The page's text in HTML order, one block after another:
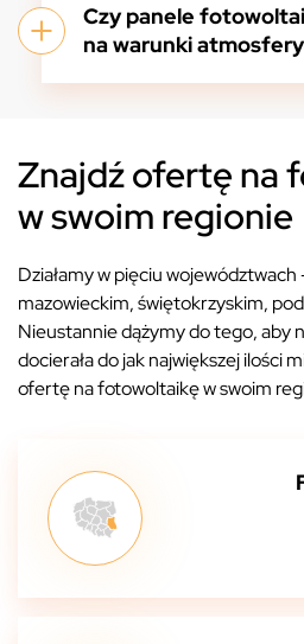
Czy panele
na warunki
Znajdź ofertę na
w swoim regionie
Działamy w pięciu województwach
mazowieckim, świętokrzyskim,
Nieustannie dążymy do tego, aby
docierała do jak największej ilości
ofertę na fotowoltaikę w swoim